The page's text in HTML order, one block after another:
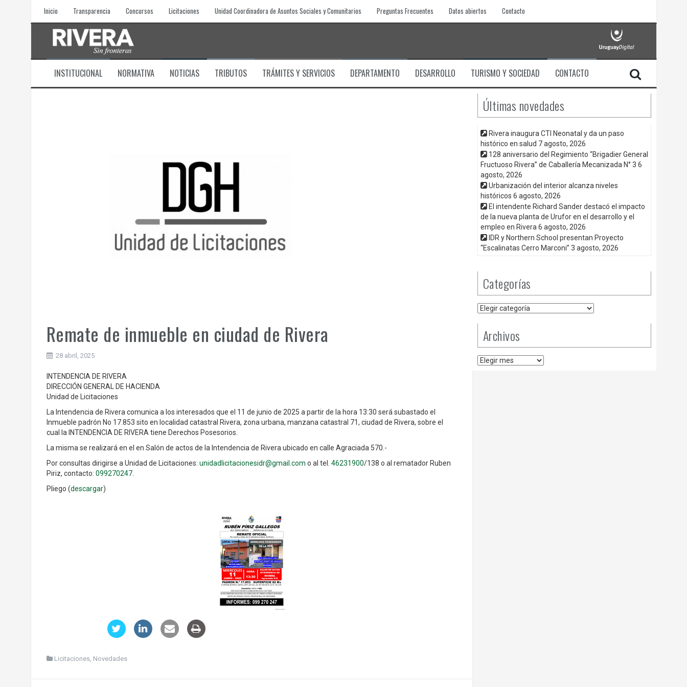
Inicio Transparencia Concursos Licitaciones Unidad Coordinadora de Asuntos Sociales y Comunitarios Preguntas Frecuentes Datos abiertos Contacto
INSTITUCIONAL NORMATIVA NOTICIAS TRIBUTOS TRÁMITES Y SERVICIOS DEPARTAMENTO DESARROLLO TURISMO Y SOCIEDAD CONTACTO
Remate de inmueble en ciudad de Rivera
28 abril, 2025
INTENDENCIA DE RIVERA
DIRECCIÓN GENERAL DE HACIENDA
Unidad de Licitaciones
La Intendencia de Rivera comunica a los interesados que el 11 de junio de 2025 a partir de la hora 13:30 será subastado el
Inmueble padrón No 17.853 sito en localidad catastral Rivera, zona urbana, manzana catastral 71, ciudad de Rivera, sobre el
cual la INTENDENCIA DE RIVERA tiene Derechos Posesorios.
La misma se realizará en el en Salón de actos de la Intendencia de Rivera ubicado en calle Agraciada 570.-
Por consultas dirigirse a Unidad de Licitaciones: unidadlicitacionesidr@gmail.com o al tel. 46231900/138 o al rematador Ruben
Piriz, contacto: 099270247.
Pliego (descargar)
Licitaciones, Novedades
Últimas novedades
Rivera inaugura CTI Neonatal y da un paso
histórico en salud 7 agosto, 2026
128 aniversario del Regimiento “Brigadier General
Fructuoso Rivera” de Caballería Mecanizada N° 3 6
agosto, 2026
Urbanización del interior alcanza niveles
históricos 6 agosto, 2026
El intendente Richard Sander destacó el impacto
de la nueva planta de Urufor en el desarrollo y el
empleo en Rivera 6 agosto, 2026
IDR y Northern School presentan Proyecto
“Escalinatas Cerro Marconi” 3 agosto, 2026
Categorías
Categorías
Archivos
Archivos